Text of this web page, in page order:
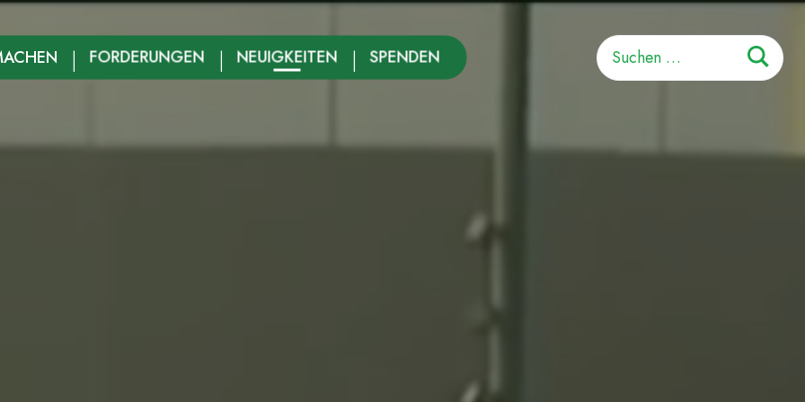
FORDERUNGEN NEUIGKEITEN SPENDEN
Suchen
nach: